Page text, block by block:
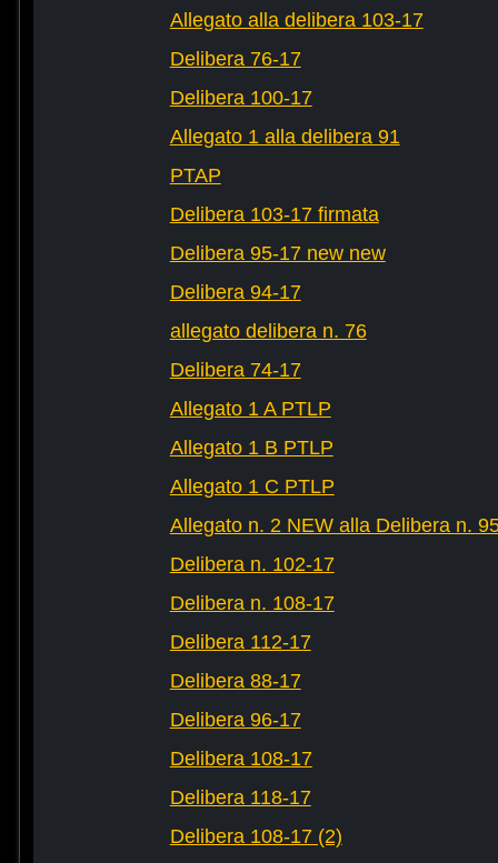
Allegato alla delibera 103-17
Delibera 76-17
Delibera 100-17
Allegato 1 alla delibera 91
PTAP
Delibera 103-17 firmata
Delibera 95-17 new new
Delibera 94-17
allegato delibera n. 76
Delibera 74-17
Allegato 1 A PTLP
Allegato 1 B PTLP
Allegato 1 C PTLP
Allegato n. 2 NEW alla Delibera n.
Delibera n. 102-17
Delibera n. 108-17
Delibera 112-17
Delibera 88-17
Delibera 96-17
Delibera 108-17
Delibera 118-17
Delibera 108-17 (2)